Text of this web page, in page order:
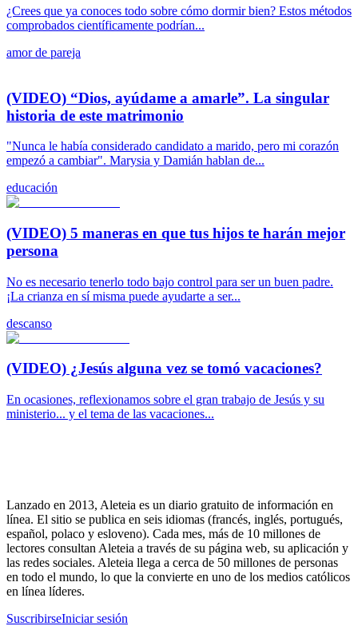
¿Crees que ya conoces todo sobre cómo dormir bien? Estos métodos
comprobados científicamente podrían...
amor de pareja
(VIDEO) “Dios, ayúdame a amarle”. La singular
historia de este matrimonio
"Nunca le había considerado candidato a marido, pero mi corazón
empezó a cambiar". Marysia y Damián hablan de...
educación
(VIDEO) 5 maneras en que tus hijos te harán mejor
persona
No es necesario tenerlo todo bajo control para ser un buen padre.
¡La crianza en sí misma puede ayudarte a ser...
descanso
(VIDEO) ¿Jesús alguna vez se tomó vacaciones?
En ocasiones, reflexionamos sobre el gran trabajo de Jesús y su
ministerio... y el tema de las vacaciones...
Lanzado en 2013, Aleteia es un diario gratuito de información en
línea. El sitio se publica en seis idiomas (francés, inglés, portugués,
español, polaco y esloveno). Cada mes, más de 10 millones de
lectores consultan Aleteia a través de su página web, su aplicación y
las redes sociales. Aleteia llega a cerca de 50 millones de personas
en todo el mundo, lo que la convierte en uno de los medios católicos
en línea líderes.
SuscribirseIniciar sesión